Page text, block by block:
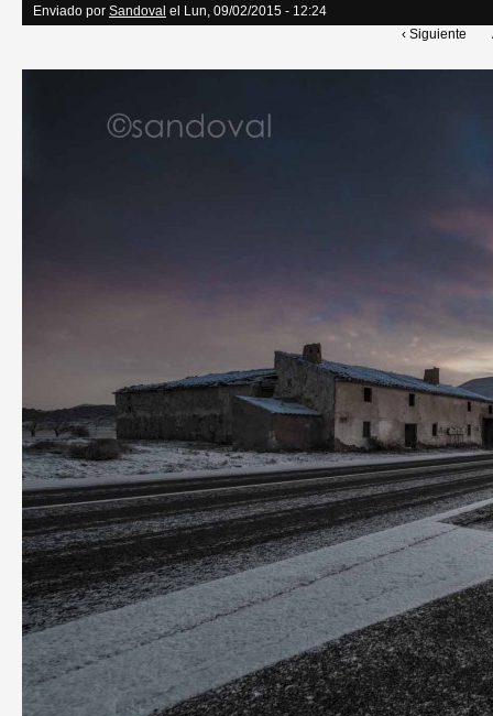
Enviado por Sandoval el Lun, 09/02/2015 - 12:24
‹ Siguiente